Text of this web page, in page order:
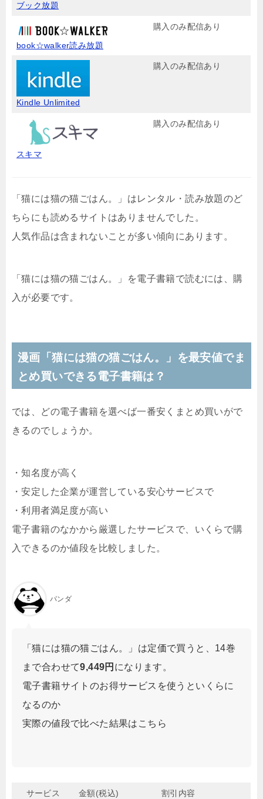
ブック放題
book☆walker読み放題
購入のみ配信あり
Kindle Unlimited
購入のみ配信あり
スキマ
購入のみ配信あり
「猫には猫の猫ごはん。」はレンタル・読み放題のど
ちらにも読めるサイトはありませんでした。
人気作品は含まれないことが多い傾向にあります。
「猫には猫の猫ごはん。」を電子書籍で読むには、購
入が必要です。
漫画「猫には猫の猫ごはん。」を最安値でま
とめ買いできる電子書籍は？
では、どの電子書籍を選べば一番安くまとめ買いがで
きるのでしょうか。
・知名度が高く
・安定した企業が運営している安心サービスで
・利用者満足度が高い
電子書籍のなかから厳選したサービスで、いくらで購
入できるのか値段を比較しました。
パンダ
「猫には猫の猫ごはん。」は定価で買うと、14巻
まで合わせて9,449円 になります。
電子書籍サイトのお得サービスを使うといくらに
なるのか
実際の値段で比べた結果はこちら
サービス 金額(税込) 割引内容